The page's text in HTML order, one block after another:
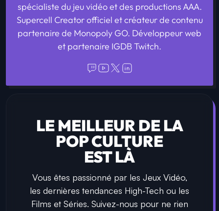
spécialiste du jeu vidéo et des productions AAA.
Supercell Creator officiel et créateur de contenu
partenaire de Monopoly GO. Développeur web
et partenaire IGDB Twitch.
LE MEILLEUR DE LA
POP CULTURE
EST LÀ
Vous êtes passionné par les Jeux Vidéo,
les dernières tendances High-Tech ou les
Films et Séries. Suivez-nous pour ne rien